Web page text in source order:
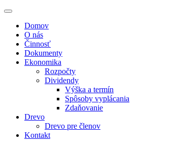
Domov
O nás
Činnosť
Dokumenty
Ekonomika
Rozpočty
Dividendy
Výška a termín
Spôsoby vyplácania
Zdaňovanie
Drevo
Drevo pre členov
Kontakt